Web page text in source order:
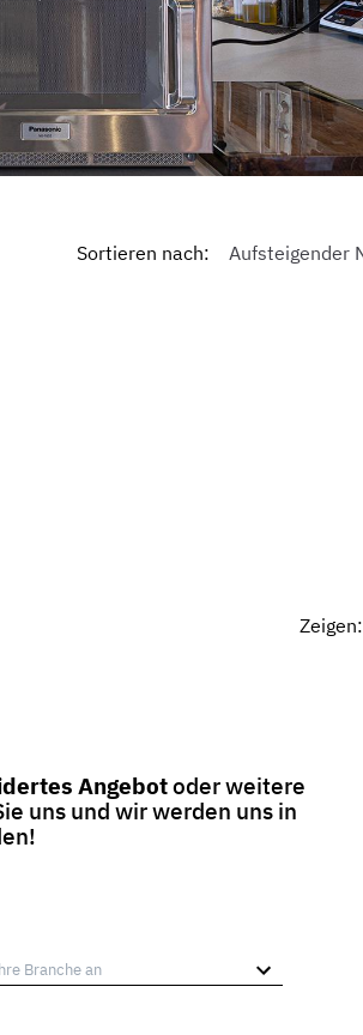
Sortieren nach:
Zeigen:
Angebotoder weitere
uns und wir werden uns in